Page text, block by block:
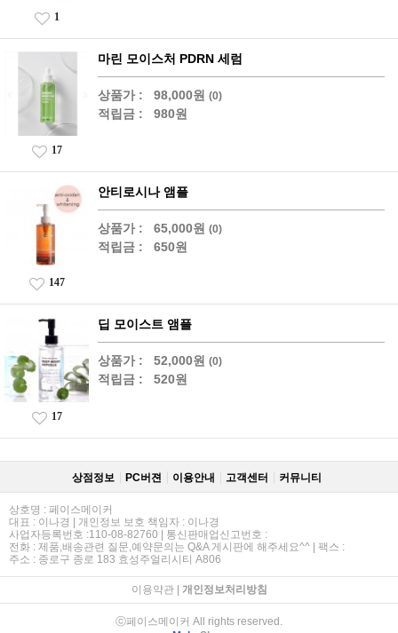
1
마린 모이스처 PDRN 세럼
상품가 : 98,000원 (0)
적립금 : 980원
17
안티로시나 앰플
상품가 : 65,000원 (0)
적립금 : 650원
147
딥 모이스트 앰플
상품가 : 52,000원 (0)
적립금 : 520원
17
상점정보 PC버젼 이용안내 고객센터 커뮤니티
상호명 : 페이스메이커
대표 : 이나경 | 개인정보 보호 책임자 : 이나경
사업자등록번호 :110-08-82760 | 통신판매업신고번호 :
전화 : 제품,배송관련 질문,예약문의는 Q&A 게시판에 해주세요^^ | 팩스 :
주소 : 종로구 종로 183 효성주얼리시티 A806
이용약관| 개인정보처리방침
ⓒ페이스메이커 All rights reserved.